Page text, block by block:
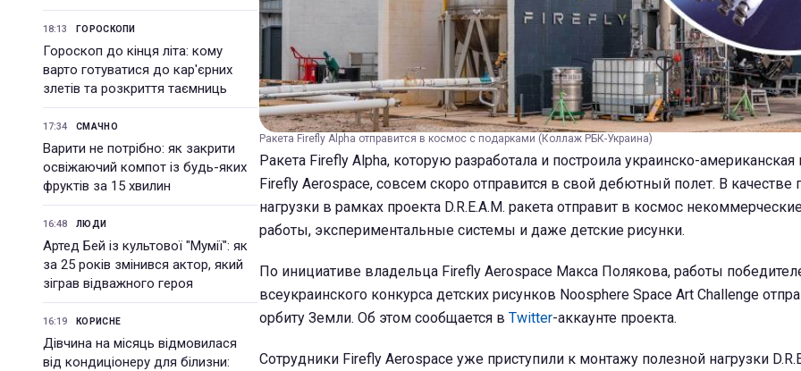
18:13 ГОРОСКОПИ
Гороскоп до кінця літа: кому
варто готуватися до кар'єрних
злетів та розкриття таємниць
17:34 СМАЧНО
Варити не потрібно: як закрити
освіжаючий компот із будь-яких
фруктів за 15 хвилин
16:48 ЛЮДИ
Артед Бей із культової "Мумії": як
за 25 років змінився актор, який
зіграв відважного героя
16:19 КОРИСНЕ
Дівчина на місяць відмовилася
від кондиціонеру для білизни:
Ракета Firefly Alpha отправится в космос с подарками (Коллаж РБК-Украина)
Ракета Firefly Alpha, которую разработала и построила украинско-
Firefly Aerospace, совсем скоро отправится в свой дебютный полет. В качестве
нагрузки в рамках проекта D.R.E.A.M. ракета отправит в космос
работы, экспериментальные системы и даже детские рисунки.
По инициативе владельца Firefly Aerospace Макса Полякова, работы
всеукраинского конкурса детских рисунков Noosphere Space Art Challenge
орбиту Земли. Об этом сообщается в Twitter-аккаунте проекта.
Сотрудники Firefly Aerospace уже приступили к монтажу полезной нагрузки